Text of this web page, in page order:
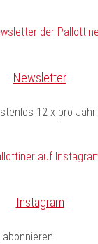
Newsletter
12 x pro Jahr!
Instagram